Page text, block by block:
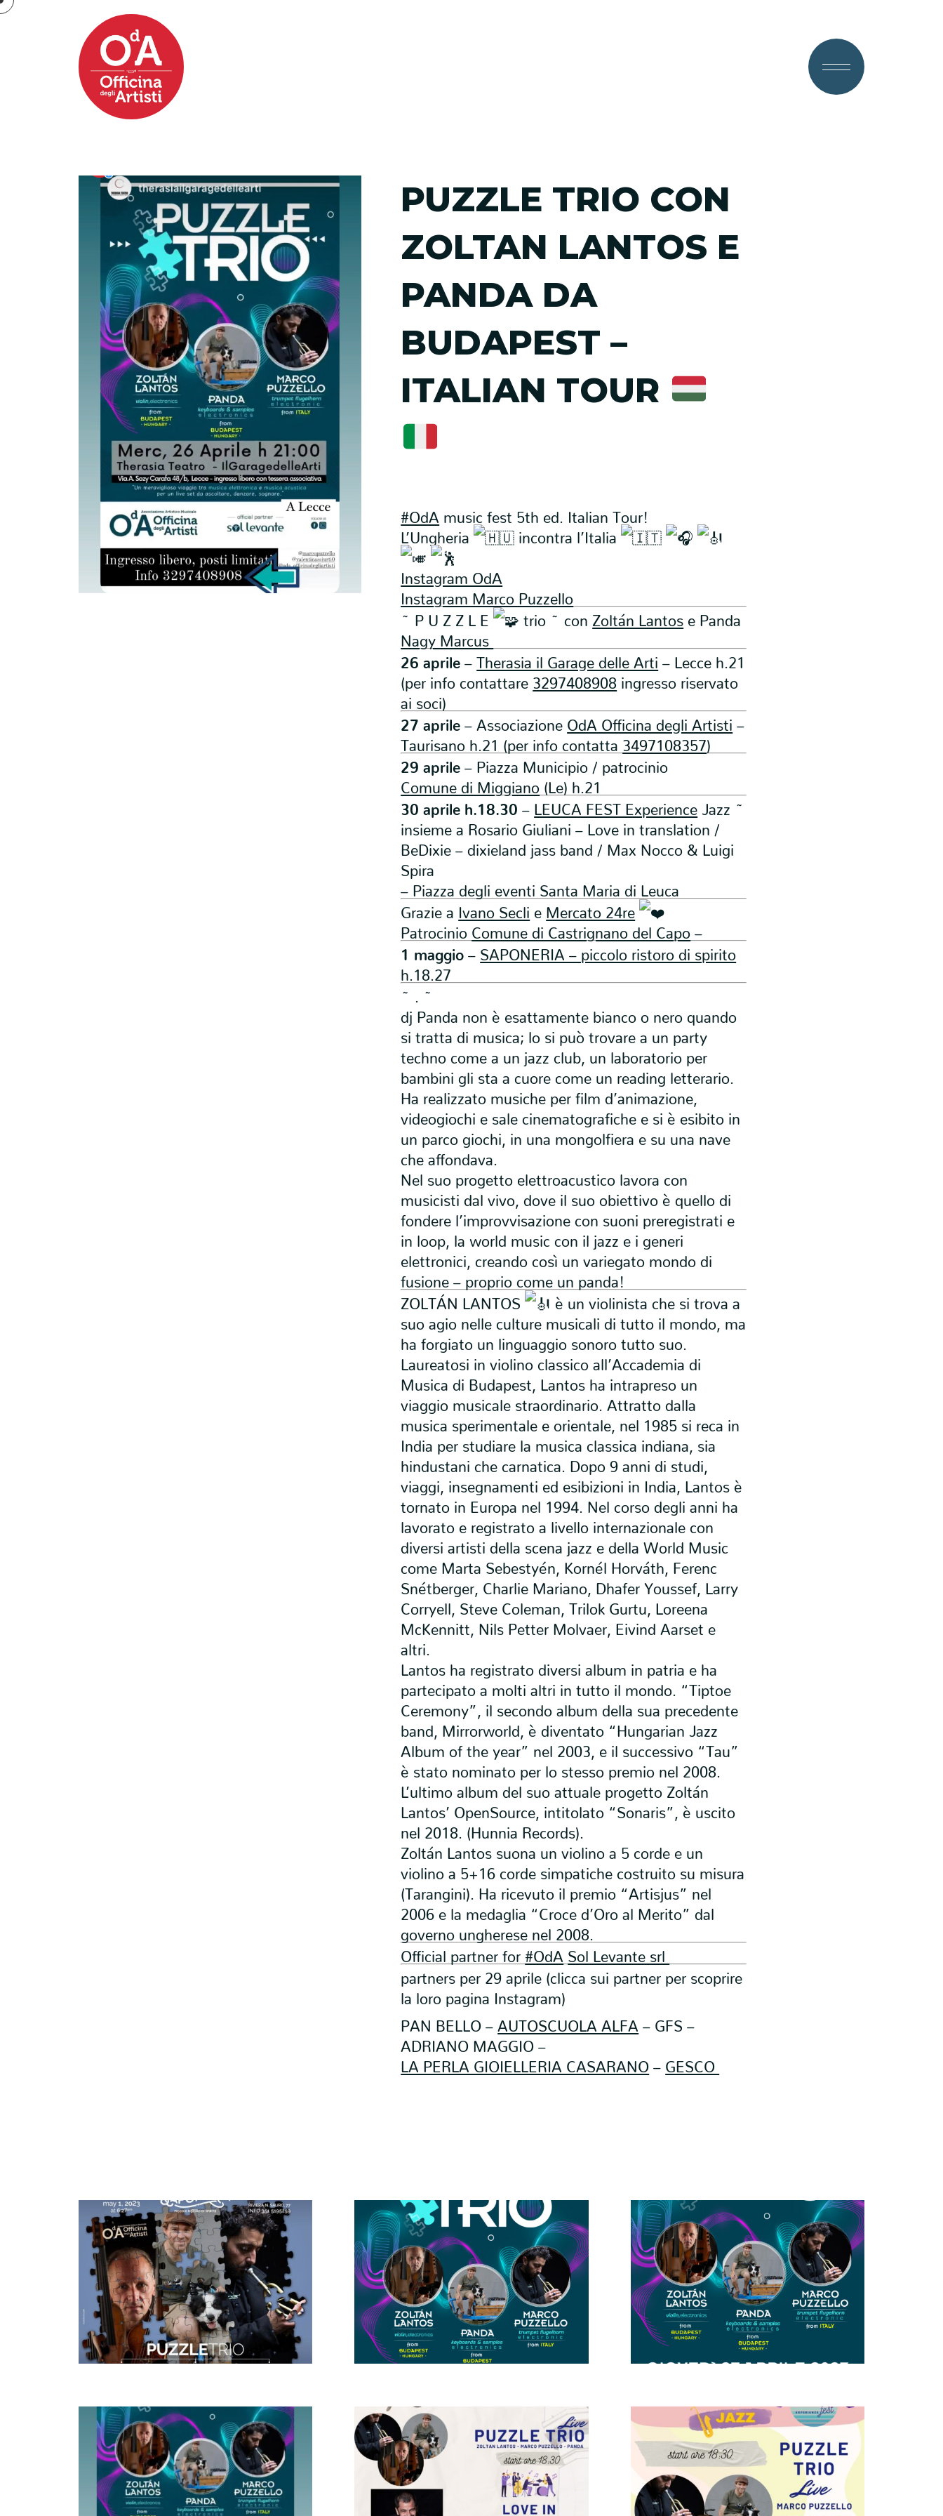
PUZZLE TRIO CON
ZOLTAN LANTOS E
PANDA DA
BUDAPEST –
ITALIAN TOUR
#OdA music fest 5th ed. Italian Tour!
L’Ungheria incontra l’Italia
Instagram OdA
Instagram Marco Puzzello
~ P U Z Z L E trio ~ con Zoltán Lantos e Panda
Nagy Marcus
26 aprile –Therasia il Garage delle Arti – Lecce h.21
(per info contattare 3297408908 ingresso riservato
ai soci)
27 aprile – Associazione OdA Officina degli Artisti
Taurisano h.21 (per info contatta 3497108357)
29 aprile – Piazza Municipio / patrocinio
Comune di Miggiano (Le) h.21
30 aprile h.18.30 LEUCA FEST Experience Jazz ~
insieme a Rosario Giuliani – Love in translation /
BeDixie – dixieland jass band / Max Nocco & Luigi
Spira
– Piazza degli eventi Santa Maria di Leuca
Grazie a Ivano Secli e Mercato 24re
Patrocinio Comune di Castrignano del Capo
1 maggio SAPONERIA – piccolo ristoro di spirito
h.18.27
~ . ~
dj Panda non è esattamente bianco o nero quando
si tratta di musica; lo si può trovare a un party
techno come a un jazz club, un laboratorio per
bambini gli sta a cuore come un reading letterario.
Ha realizzato musiche per film d’animazione,
videogiochi e sale cinematografiche e si è esibito in
un parco giochi, in una mongolfiera e su una nave
che affondava.
Nel suo progetto elettroacustico lavora con
musicisti dal vivo, dove il suo obiettivo è quello di
fondere l’improvvisazione con suoni preregistrati e
in loop, la world music con il jazz e i generi
elettronici, creando così un variegato mondo di
fusione – proprio come un panda!
ZOLTÁN LANTOS è un violinista che si trova a
suo agio nelle culture musicali di tutto il mondo, ma
ha forgiato un linguaggio sonoro tutto suo.
Laureatosi in violino classico all’Accademia di
Musica di Budapest, Lantos ha intrapreso un
viaggio musicale straordinario. Attratto dalla
musica sperimentale e orientale, nel 1985 si reca in
India per studiare la musica classica indiana, sia
hindustani che carnatica. Dopo 9 anni di studi,
viaggi, insegnamenti ed esibizioni in India, Lantos è
tornato in Europa nel 1994. Nel corso degli anni ha
lavorato e registrato a livello internazionale con
diversi artisti della scena jazz e della World Music
come Marta Sebestyén, Kornél Horváth, Ferenc
Snétberger, Charlie Mariano, Dhafer Youssef, Larry
Corryell, Steve Coleman, Trilok Gurtu, Loreena
McKennitt, Nils Petter Molvaer, Eivind Aarset e
altri.
Lantos ha registrato diversi album in patria e ha
partecipato a molti altri in tutto il mondo. “Tiptoe
Ceremony”, il secondo album della sua precedente
band, Mirrorworld, è diventato “Hungarian Jazz
Album of the year” nel 2003, e il successivo “Tau”
è stato nominato per lo stesso premio nel 2008.
L’ultimo album del suo attuale progetto Zoltán
Lantos’ OpenSource, intitolato “Sonaris”, è uscito
nel 2018. (Hunnia Records).
Zoltán Lantos suona un violino a 5 corde e un
violino a 5+16 corde simpatiche costruito su misura
(Tarangini). Ha ricevuto il premio “Artisjus” nel
2006 e la medaglia “Croce d’Oro al Merito” dal
governo ungherese nel 2008.
Official partner for #OdA Sol Levante srl
partners per 29 aprile (clicca sui partner per scoprire
la loro pagina Instagram)
PAN BELLO – AUTOSCUOLA ALFA – GFS –
ADRIANO MAGGIO –
LA PERLA GIOIELLERIA CASARANO GESCO